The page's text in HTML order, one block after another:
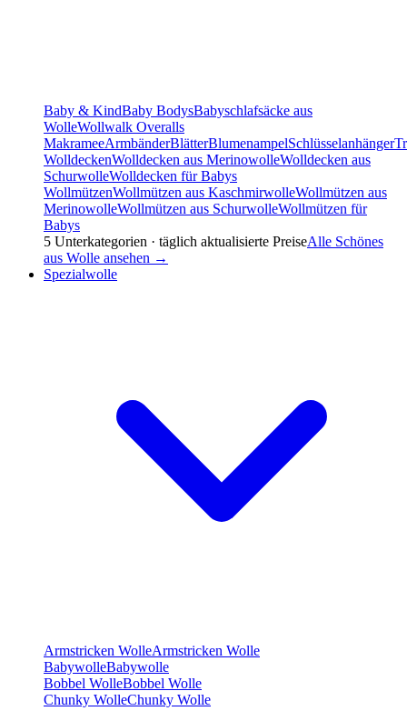
Baby & KindBaby BodysBabyschlafsäcke aus
WolleWollwalk Overalls
MakrameeArmbänderBlätterBlumenampelSchlüsselanhänger
WolldeckenWolldecken aus MerinowolleWolldecken aus
SchurwolleWolldecken für Babys
WollmützenWollmützen aus KaschmirwolleWollmützen aus
MerinowolleWollmützen aus SchurwolleWollmützen für
Babys
5 Unterkategorien · täglich aktualisierte PreiseAlle Schönes
aus Wolle ansehen →
Spezialwolle
Armstricken WolleArmstricken Wolle
BabywolleBabywolle
Bobbel WolleBobbel Wolle
Chunky WolleChunky Wolle